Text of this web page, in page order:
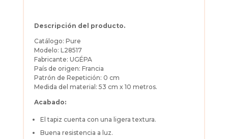
Descripción del producto.
Catálogo: Pure
Modelo: L28517
Fabricante: UGÉPA
País de origen: Francia
Patrón de Repetición: 0 cm
Medida del material: 53 cm x 10 metros.
Acabado:
El tapiz cuenta con una ligera textura.
Buena resistencia a luz.